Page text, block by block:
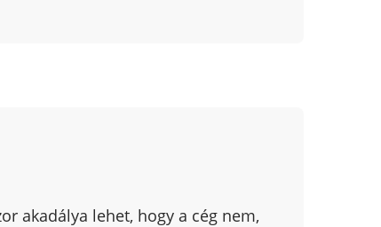
akadálya lehet, hogy a cég nem,